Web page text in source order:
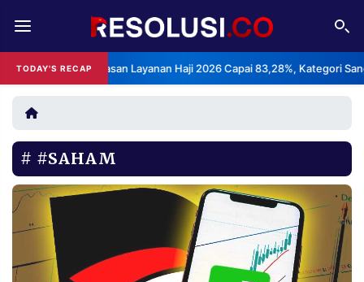
TODAY'S RECAP
Kepuasan Layanan Haji 2026 Capai 83,28%, Kategori Sangat
REDAKSI TENTANG
RESOLUSI IKLAN
RUBRIKASI
EDITORIAL AKSARA
FINANSIA
DAERAH NASIONAL
#SAHAM